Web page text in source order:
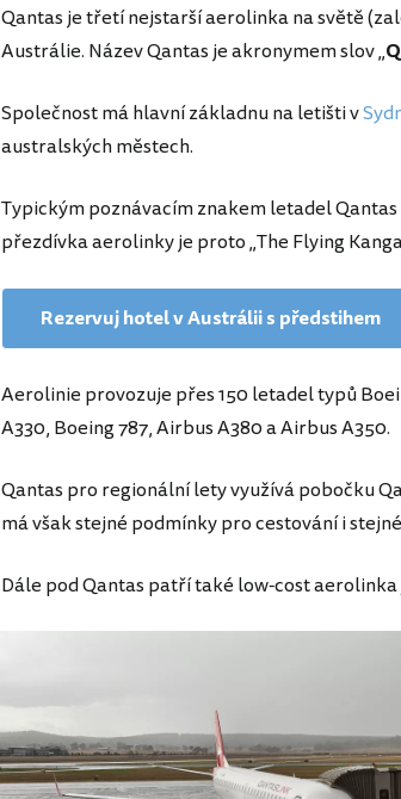
Qantas je třetí nejstarší aerolinka na světě
Austrálie. Název Qantas je akronymem slov „Q
Společnost má hlavní základnu na letišti v
australských městech.
Typickým poznávacím znakem letadel Qantas
přezdívka aerolinky je proto „The Flying
Rezervuj hotel v Austrálii s předstihem
Aerolinie provozuje přes 150 letadel typů
A330, Boeing 787, Airbus A380 a Airbus A350.
Qantas pro regionální lety využívá pobočku
má však stejné podmínky pro cestování i
Dále pod Qantas patří také low-cost aerolinka